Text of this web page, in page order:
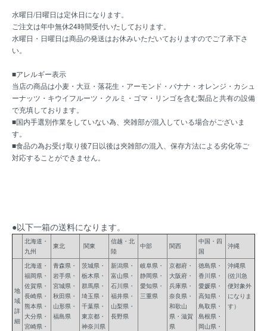
水曜日/日曜日は定休日になります。
ご注文は年中無休24時間受付いたしております。
水曜日・日曜日は商品の発送はお休みいただいておりますのでご了承下さ
い。
■アレルギー表示
当店の商品は小麦・大豆・落花生・アーモンド・バナナ・オレンジ・カシュ
ーナッツ・キウイフルーツ・クルミ・ゴマ・リンゴを含む製品と共有の設備
で充填しております。
■国内手選別作業をしていない為、夾雑部が混入している場合がございま
す。
■食品の為お受け取り後7日以後は夾雑部の混入、保存方法による劣化等ご
対応することができません。
●以下一箱の送料になります。
北海道・
九州
東北 関東
信越・北
陸
中部 関西
中国・四
国
沖縄
地
域
詳
細
北海道・
福岡県・
佐賀県・
長崎県・
熊本県・
大分県・
宮崎県・
青森県・
岩手県・
宮城県・
秋田県・
山形県・
福島県
茨城県・
栃木県・
群馬県・
埼玉県・
千葉県・
東京都・
神奈川県
新潟県・
富山県・
石川県・
福井県・
山梨県・
長野県
岐阜県・
静岡県・
愛知県・
三重県
京都府・
大阪府・
兵庫県・
奈良県・
和歌山
県・滋賀
県
徳島県・
香川県・
愛媛県・
高知県・
鳥取県・
島根県・
岡山県・
沖縄県
(佐川急
便対象外
になりま
す）